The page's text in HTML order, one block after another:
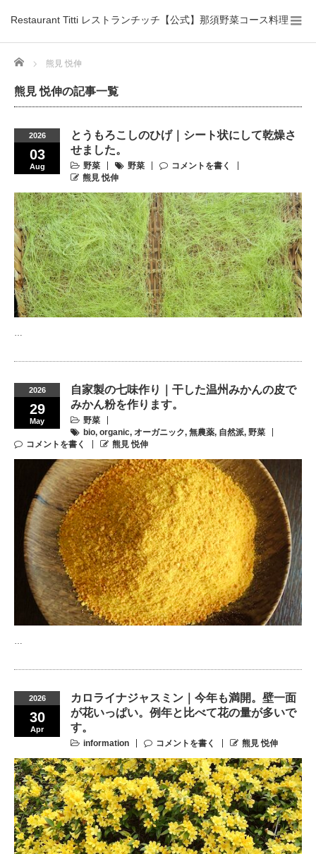
Restaurant Titti レストランチッチ【公式】那須野菜コース料理
Home 熊見 悦伸
熊見 悦伸の記事一覧
2026
03
Aug
とうもろこしのひげ｜シート状にして乾燥さ
せました。
野菜 野菜
コメントを書く
熊見 悦伸
2026
29
May
自家製の七味作り｜干した温州みかんの皮で
みかん粉を作ります。
野菜
bio, organic, オーガニック, 無農薬, 自然派, 野菜
コメントを書く
熊見 悦伸
2026
30
Apr
カロライナジャスミン｜今年も満開。壁一面
が花いっぱい。例年と比べて花の量が多いで
す。
information コメントを書く 熊見 悦伸